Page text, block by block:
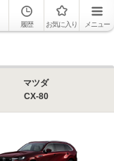
履歴 お気に入り メニュー
マツダ
CX-80